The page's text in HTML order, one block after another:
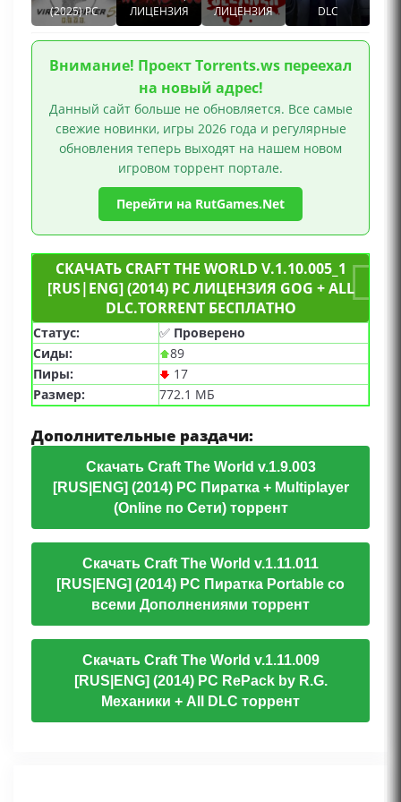
открытом мире, Открытый мир, Управление
Для одного игрока, GOG игры
(2025) PC
ЛИЦЕНЗИЯ
ЛИЦЕНЗИЯ
DLC
Внимание! Проект Torrents.ws переехал
на новый адрес!
Данный сайт больше не обновляется. Все самые
свежие новинки, игры 2026 года и регулярные
обновления теперь выходят на нашем новом
игровом торрент портале.
Перейти на RutGames.Net
СКАЧАТЬ CRAFT THE WORLD V.1.10.005_1
[RUS|ENG] (2014) PC ЛИЦЕНЗИЯ GOG + ALL
DLC.TORRENT БЕСПЛАТНО
Статус: ✅ Проверено
Сиды:
89
Пиры:
17
Размер:
772.1 МБ
Дополнительные раздачи:
Скачать Craft The World v.1.9.003
[RUS|ENG] (2014) PC Пиратка + Multiplayer
(Online по Сети) торрент
Скачать Craft The World v.1.11.011
[RUS|ENG] (2014) PC Пиратка Portable со
всеми Дополнениями торрент
Скачать Craft The World v.1.11.009
[RUS|ENG] (2014) PC RePack by R.G.
Механики + All DLC торрент